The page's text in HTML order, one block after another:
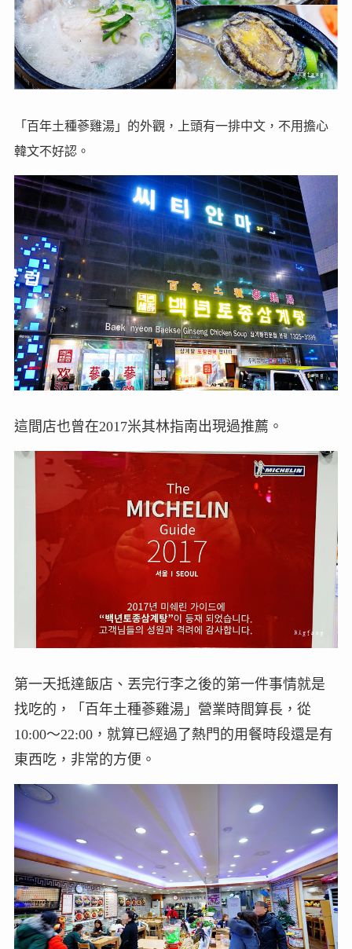
「百年土種蔘雞湯」的外觀，上頭有一排中文，不用擔心
韓文不好認。
這間店也曾在2017米其林指南出現過推薦。
第一天抵達飯店、丟完行李之後的第一件事情就是
找吃的，「百年土種蔘雞湯」營業時間算長，從
10:00～22:00，就算已經過了熱門的用餐時段還是有
東西吃，非常的方便。